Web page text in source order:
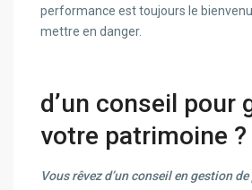
performance est toujours le
mettre en danger.
d’un conseil pour
votre patrimoine ?
Vous rêvez d’un conseil en gestion